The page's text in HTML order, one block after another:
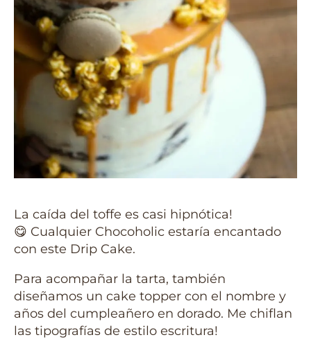
La caída del toffe es casi hipnótica!
😋 Cualquier Chocoholic estaría encantado
con este Drip Cake.
Para acompañar la tarta, también
diseñamos un cake topper con el nombre y
años del cumpleañero en dorado. Me chiflan
las tipografías de estilo escritura!